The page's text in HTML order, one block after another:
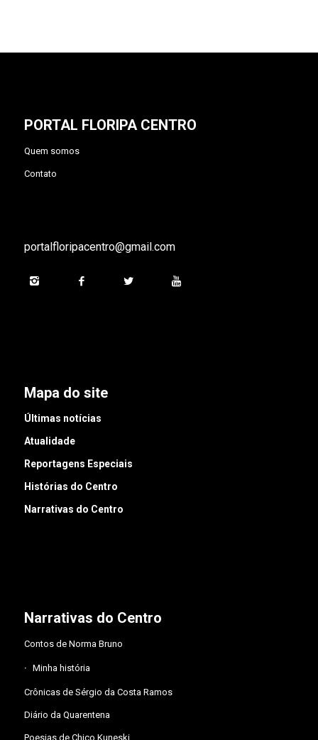
PORTAL FLORIPA CENTRO
Quem somos
Contato
portalfloripacentro@gmail.com
Mapa do site
Últimas notícias
Atualidade
Reportagens Especiais
Histórias do Centro
Narrativas do Centro
Narrativas do Centro
Contos de Norma Bruno
Minha história
Crônicas de Sérgio da Costa Ramos
Diário da Quarentena
Poesias de Chico Kuneski